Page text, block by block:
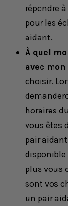
répondre
pour les
aidant.
À quel
avec
choisir.
horaires
vous êtes
pair
disponible
plus vous
sont vos
un pair